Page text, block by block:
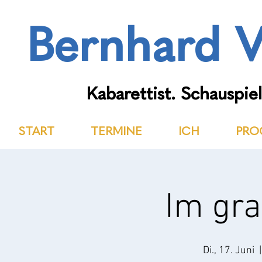
Bernhard
Kabarettist.
START TERMINE ICH
Im
Di., 17. Juni